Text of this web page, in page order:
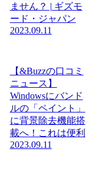
ません？ | ギズモ
ード・ジャパン
2023.09.11
【&Buzzの口コミ
ニュース】
Windowsにバンド
ルの「ペイント」
に背景除去機能搭
載へ！これは便利
2023.09.11